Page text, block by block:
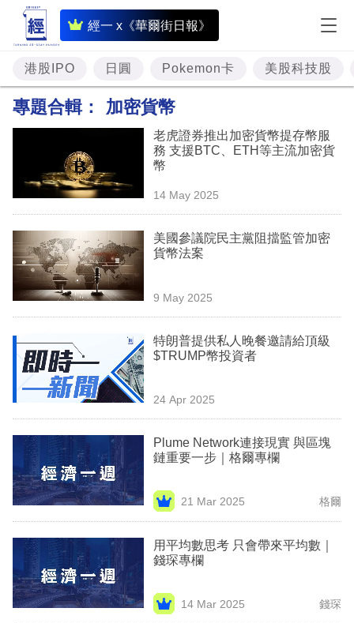
經一 x《華爾街日報》
即
時
財
經
投
資
樓
市
理
業
科
技
職
場
生
時
事
港股IPO 日圓 Pokemon卡 美股科技股
專題合輯： 加密貨幣
老虎證券推出加密貨幣提存幣服
務 支援BTC、ETH等主流加密貨
幣
14 May 2025
美國參議院民主黨阻擋監管加密
貨幣法案
9 May 2025
特朗普提供私人晚餐邀請給頂級
$TRUMP幣投資者
24 Apr 2025
Plume Network連接現實 與區塊
鏈重要一步｜格爾專欄
21 Mar 2025 格爾
用平均數思考 只會帶來平均數｜
錢琛專欄
14 Mar 2025 錢琛